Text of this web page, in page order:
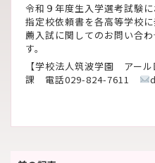
令和９年度生入学選考試験に
指定校依頼書を各高等学校
薦入試に関してのお問い合
す。
【学校法人筑波学園 アー
課 電話029-824-7611
投